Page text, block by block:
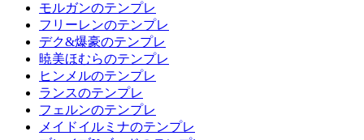
モルガンのテンプレ
フリーレンのテンプレ
デク&爆豪のテンプレ
暁美ほむらのテンプレ
ヒンメルのテンプレ
ランスのテンプレ
フェルンのテンプレ
メイドイルミナのテンプレ